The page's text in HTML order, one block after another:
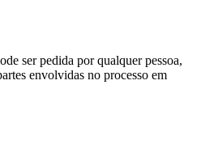
ser pedida por qualquer pessoa,
envolvidas no processo em